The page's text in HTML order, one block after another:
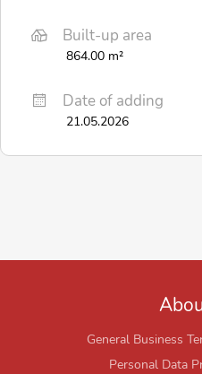
Built-up area
864.00 m²
Date of adding
21.05.2026
General Business
Personal Data